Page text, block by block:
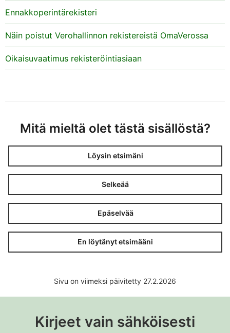
Ennakkoperintärekisteri
Näin poistut Verohallinnon rekistereistä OmaVerossa
Oikaisuvaatimus rekisteröintiasiaan
Mitä mieltä olet tästä sisällöstä?
Löysin etsimäni
Selkeää
Epäselvää
En löytänyt etsimääni
Sivu on viimeksi päivitetty 27.2.2026
Kirjeet vain sähköisesti